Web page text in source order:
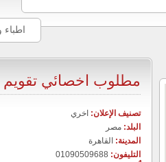
اطباء
مطلوب اخصائي تقويم
تصنيف الإعلان: اخري
البلد: مصر
المدينة: القاهرة
التليفون: